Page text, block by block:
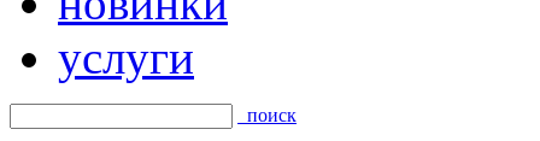
услуги
поиск